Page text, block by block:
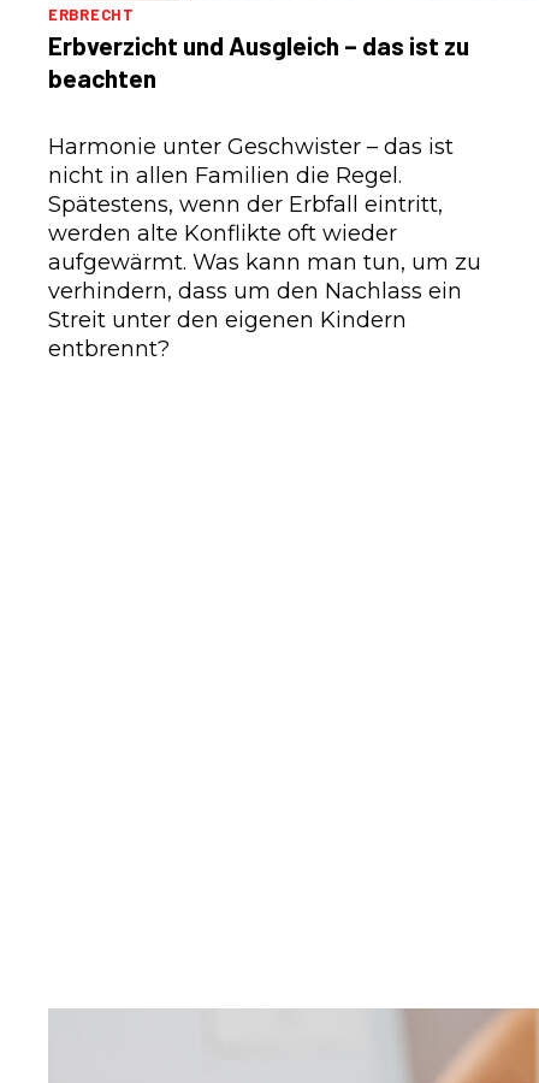
ERBRECHT
Erbverzicht und Ausgleich – das ist zu
beachten
Harmonie unter Geschwister – das ist
nicht in allen Familien die Regel.
Spätestens, wenn der Erbfall eintritt,
werden alte Konflikte oft wieder
aufgewärmt. Was kann man tun, um zu
verhindern, dass um den Nachlass ein
Streit unter den eigenen Kindern
entbrennt?